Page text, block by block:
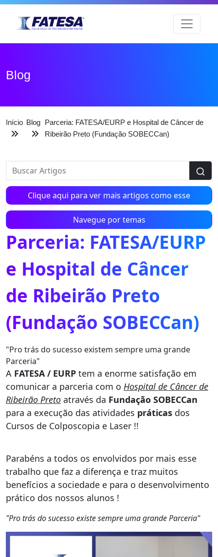
Blog
Início Blog
Parceria: FATESA/EURP e Hospital de Câncer de
Ribeirão Preto (Fundação SOBECCan)
Clique aqui para ver mais artigos como esse
Navegue por temas
Parceria: FATESA/EURP
e Hospital de Câncer
de Ribeirão Preto
(Fundação SOBECCan)
"Pro trás do sucesso existem sempre uma grande
Parceria"
A FATESA / EURP tem a enorme satisfação em
comunicar a parceria com o Hospital de Câncer de
Ribeirão Preto através da Fundação SOBECCan
para a execução das atividades práticas dos
Cursos de Colposcopia e Laser !!
Parabéns a todos os envolvidos por mais esse
trabalho que faz a diferença e traz muitos
benefícios a sociedade e para o desenvolvimento
prático dos nossos alunos !
"Pro trás do sucesso existe sempre uma grande Parceria"